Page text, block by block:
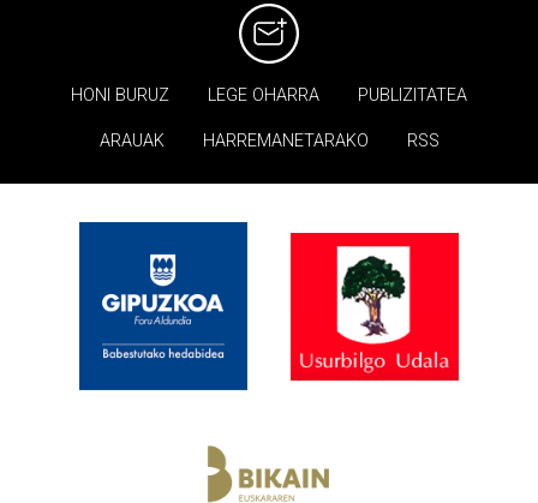
HONI BURUZ LEGE OHARRA PUBLIZITATEA
ARAUAK HARREMANETARAKO RSS